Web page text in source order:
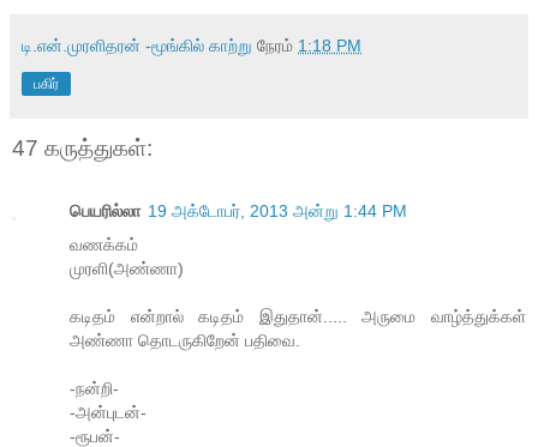
டி.என்.முரளிதரன் -மூங்கில் காற்று நேரம் 1:18 PM
பகிர்
47 கருத்துகள்:
பெயரில்லா 19 அக்டோபர், 2013 அன்று 1:44 PM
வணக்கம்
முரளி(அண்ணா)
கடிதம் என்றால் கடிதம் இதுதான்..... அருமை வாழ்த்துக்கள்
அண்ணா தொடருகிறேன் பதிவை.
-நன்றி-
-அன்புடன்-
-ரூபன்-